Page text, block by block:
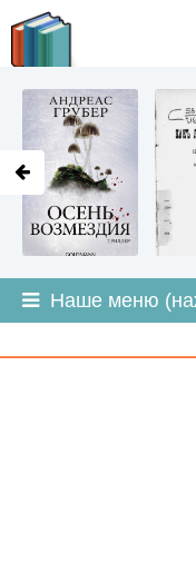
Наше меню
LITMIR.ORG